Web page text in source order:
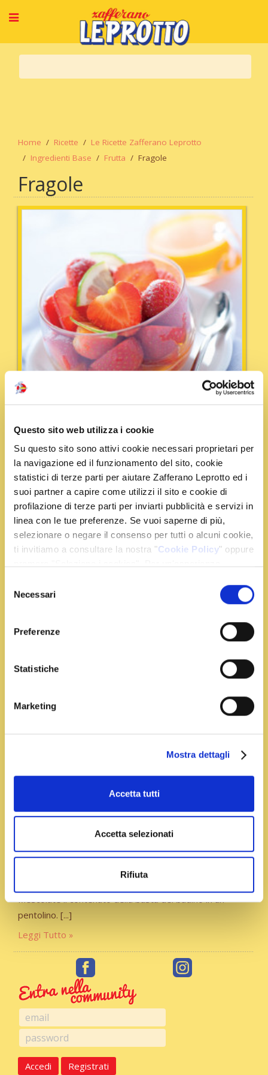
Questo sito web utilizza i cookie
Su questo sito sono attivi cookie necessari proprietari per
la navigazione ed il funzionamento del sito, cookie
statistici di terze parti per aiutare Zafferano Leprotto ed i
suoi partner a capire come utilizzi il sito e cookie di
profilazione di terze parti per inviarti pubblicità e servizi in
linea con le tue preferenze. Se vuoi saperne di più,
selezionare o negare il consenso per tutti o alcuni cookie,
ti invitiamo a consultare la nostra "Cookie Policy" oppure
delNecessari
Preferenze
Statistiche
Marketing
Mostra dettagli
Accetta tutti
Accetta selezionati
Rifiuta
Home Ricette
Le Ricette Zafferano Leprotto
Ingredienti Base
Frutta Fragole
Fragole
Tempo:10 min. Portata:Dessert
Fragole fresche allo zafferano
Pulite le fragole e divitele a metà. In una terrina
raccogliete il succo
Portata:Dessert
Mescolate il contenuto della busta del budino in un
pentolino.
Leggi Tutto
Accedi Registrati